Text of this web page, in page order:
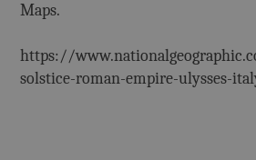
Maps.
https://
solstice-roman-empire-ulysses-